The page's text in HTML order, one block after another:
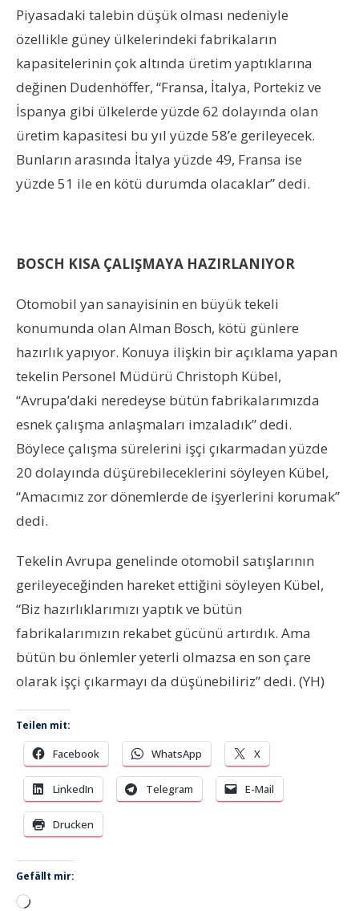
Piyasadaki talebin düşük olması nedeniyle
özellikle güney ülkelerindeki fabrikaların
kapasitelerinin çok altında üretim yaptıklarına
değinen Dudenhöffer, “Fransa, İtalya, Portekiz ve
İspanya gibi ülkelerde yüzde 62 dolayında olan
üretim kapasitesi bu yıl yüzde 58’e gerileyecek.
Bunların arasında İtalya yüzde 49, Fransa ise
yüzde 51 ile en kötü durumda olacaklar” dedi.
BOSCH KISA ÇALIŞMAYA HAZIRLANIYOR
Otomobil yan sanayisinin en büyük tekeli
konumunda olan Alman Bosch, kötü günlere
hazırlık yapıyor. Konuya ilişkin bir açıklama yapan
tekelin Personel Müdürü Christoph Kübel,
“Avrupa’daki neredeyse bütün fabrikalarımızda
esnek çalışma anlaşmaları imzaladık” dedi.
Böylece çalışma sürelerini işçi çıkarmadan yüzde
20 dolayında düşürebileceklerini söyleyen Kübel,
“Amacımız zor dönemlerde de işyerlerini korumak”
dedi.
Tekelin Avrupa genelinde otomobil satışlarının
gerileyeceğinden hareket ettiğini söyleyen Kübel,
“Biz hazırlıklarımızı yaptık ve bütün
fabrikalarımızın rekabet gücünü artırdık. Ama
bütün bu önlemler yeterli olmazsa en son çare
olarak işçi çıkarmayı da düşünebiliriz” dedi. (YH)
Teilen mit:
Facebook WhatsApp X
LinkedIn Telegram E-Mail
Drucken
Gefällt mir:
Wird